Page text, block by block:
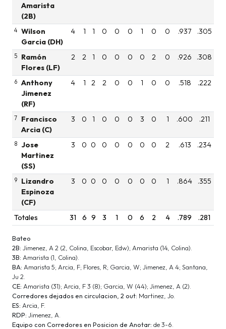
Amarista
(2B)
4 Wilson
Garcia (DH)
4 1 1 0 0 0 1 0 0 .937 .305
5
Ramón
Flores (LF)
2 2 1 0 0 0 0 2 0 .926 .308
6
Anthony
Jimenez
(RF)
4 1 2 2 0 0 1 0 0 .518 .222
7
Francisco
Arcia (C)
3 0 1 0 0 0 3 0 1 .600 .211
8
Jose
Martinez
(SS)
3 0 0 0 0 0 0 0 2 .613 .234
9
Lizandro
Espinoza
(CF)
3 0 0 0 0 0 0 0 1 .864 .355
Totales 31 6 9 3 1 0 6 2 4 .789 .281
Bateo
2B: Jimenez, A 2 (2, Colina, Escobar, Edw); Amarista (14, Colina).
3B: Amarista (1, Colina).
BA: Amarista 5; Arcia, F; Flores, R; Garcia, W; Jimenez, A 4; Santana,
Ju 2.
CE: Amarista (31); Arcia, F 3 (8); Garcia, W (44); Jimenez, A (2).
Corredores dejados en circulacion, 2 out: Martinez, Jo.
ES: Arcia, F.
RDP: Jimenez, A.
Equipo con Corredores en Posicion de Anotar: de 3-6.